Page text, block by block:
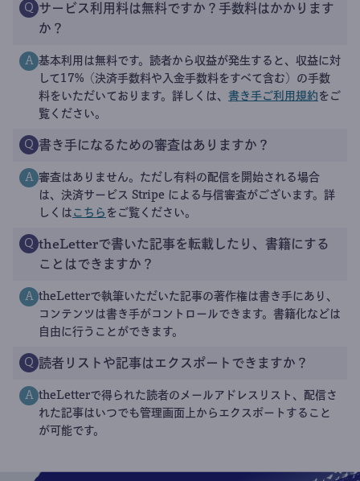
Q サービス利用料は無料ですか？手数料はかかります
か？
A 基本利用は無料です。読者から収益が発生すると、収益に対
して17%（決済手数料や入金手数料をすべて含む）の手数
料をいただいております。詳しくは、 書き手ご利用規約 をご
覧ください。
Q 書き手になるための審査はありますか？
A 審査はありません。ただし有料の配信を開始される場合
は、決済サービス Stripe による与信審査がございます。詳
しくは こちら をご覧ください。
Q theLetterで書いた記事を転載したり、書籍にする
ことはできますか？
A theLetterで執筆いただいた記事の著作権は書き手にあり、
コンテンツは書き手がコントロールできます。書籍化などは
自由に行うことができます。
Q 読者リストや記事はエクスポートできますか？
A theLetterで得られた読者のメールアドレスリスト、配信さ
れた記事はいつでも管理画面上からエクスポートすること
が可能です。